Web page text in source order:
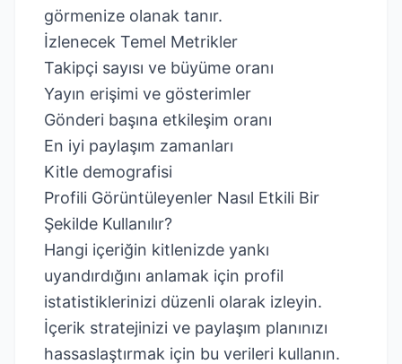
görmenize olanak tanır.
İzlenecek Temel Metrikler
Takipçi sayısı ve büyüme oranı
Yayın erişimi ve gösterimler
Gönderi başına etkileşim oranı
En iyi paylaşım zamanları
Kitle demografisi
Profili Görüntüleyenler Nasıl Etkili Bir
Şekilde Kullanılır?
Hangi içeriğin kitlenizde yankı
uyandırdığını anlamak için profil
istatistiklerinizi düzenli olarak izleyin.
İçerik stratejinizi ve paylaşım planınızı
hassaslaştırmak için bu verileri kullanın.